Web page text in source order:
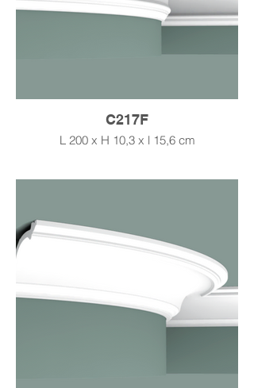
C217F
L 200 x H 10,3 x l 15,6 cm